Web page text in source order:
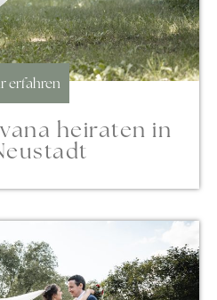
erfahren
heiraten in